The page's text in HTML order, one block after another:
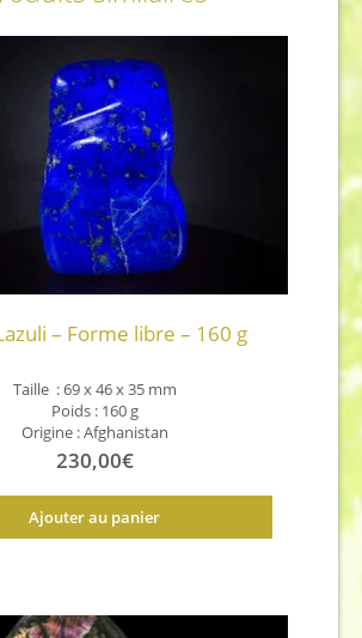
– Forme libre – 160 g
Taille : 69 x 46 x 35 mm
Poids : 160 g
Origine : Afghanistan
230,00€
Ajouter au panier